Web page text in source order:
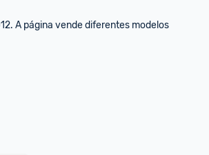
A página vende diferentes modelos